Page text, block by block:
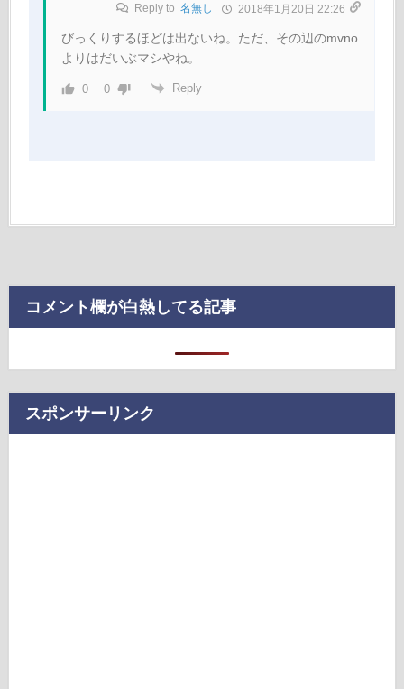
Reply to 名無し 2018年1月20日 22:26
びっくりするほどは出ないね。ただ、その辺のmvno
よりはだいぶマシやね。
0 0 Reply
コメント欄が白熱してる記事
スポンサーリンク